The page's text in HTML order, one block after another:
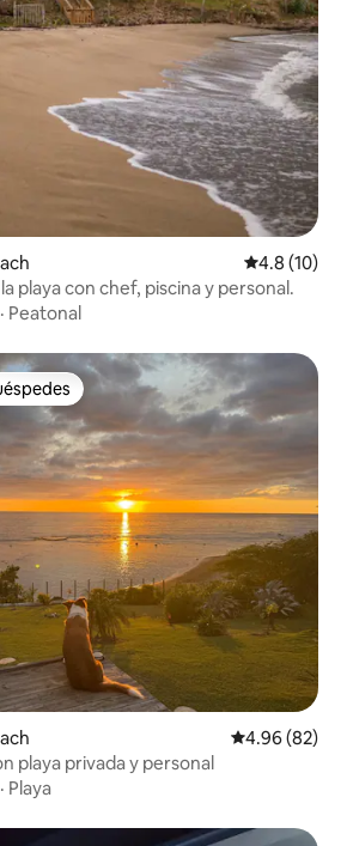
Calificación
4.8 (10)
playa con chef, piscina y personal.
· Peatonal
preferido
Calificación
4.96 (82)
playa privada y personal
· Playa